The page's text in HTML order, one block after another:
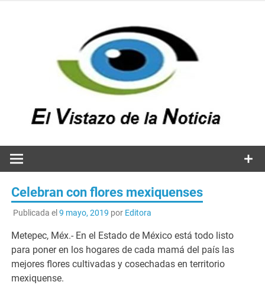
Celebran con flores mexiquenses
Publicada el 9 mayo, 2019 por Editora
Metepec, Méx.- En el Estado de México está todo listo
para poner en los hogares de cada mamá del país las
mejores flores cultivadas y cosechadas en territorio
mexiquense.